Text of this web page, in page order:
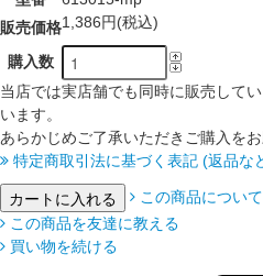
販売価格1,386円(税込)
購入数
当店では実店舗でも同時に販売して
います。
あらかじめご了承いただきご購入をお
特定商取引法に基づく表記 (返品な
この商品につい
この商品を友達に教える
買い物を続ける